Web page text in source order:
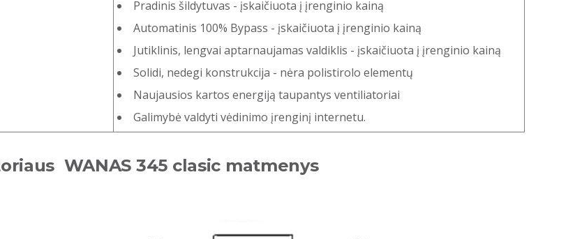
Pradinis šildytuvas - įskaičiuota į įrenginio kainą
Automatinis 100% Bypass - įskaičiuota į įrenginio kainą
Jutiklinis, lengvai aptarnaujamas valdiklis - įskaičiuota į įrenginio kainą
Solidi, nedegi konstrukcija - nėra polistirolo elementų
Naujausios kartos energiją taupantys ventiliatoriai
Galimybė valdyti vėdinimo įrenginį internetu.
WANAS 345 clasic matmenys